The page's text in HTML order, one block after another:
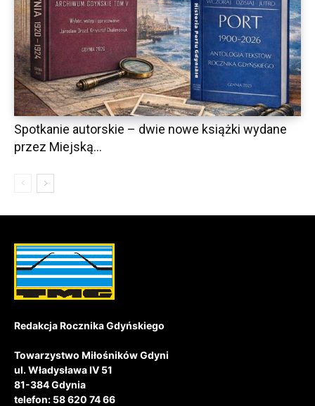
Spotkanie autorskie – dwie nowe książki wydane
przez Miejską...
Redakcja Rocznika Gdyńskiego
Towarzystwo Miłośników Gdyni
ul. Władysława IV 51
81-384 Gdynia
telefon: 58 620 74 66